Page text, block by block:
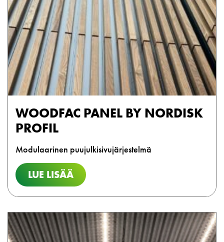
WOODFAC PANEL BY NORDISK
PROFIL
Modulaarinen puujulkisivujärjestelmä
LUE LISÄÄ